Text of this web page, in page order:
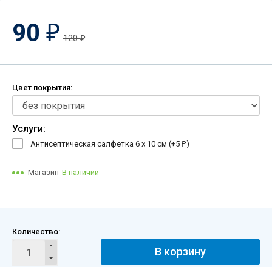
90 ₽ 120₽
Цвет покрытия:
Услуги:
Антисептическая салфетка 6 х 10 см (+5 ₽)
Магазин В наличии
Количество:
В корзину